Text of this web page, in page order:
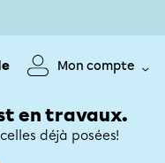
Mon compte
en travaux.
déjà posées!